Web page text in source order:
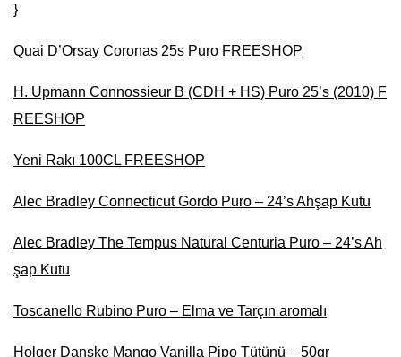
}
Quai D’Orsay Coronas 25s Puro FREESHOP
H. Upmann Connossieur B (CDH + HS) Puro 25’s (2010) F
REESHOP
Yeni Rakı 100CL FREESHOP
Alec Bradley Connecticut Gordo Puro – 24’s Ahşap Kutu
Alec Bradley The Tempus Natural Centuria Puro – 24’s Ah
şap Kutu
Toscanello Rubino Puro – Elma ve Tarçın aromalı
Holger Danske Mango Vanilla Pipo Tütünü – 50gr